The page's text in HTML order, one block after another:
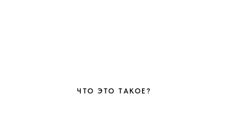
ЧТО ЭТО ТАКОЕ?